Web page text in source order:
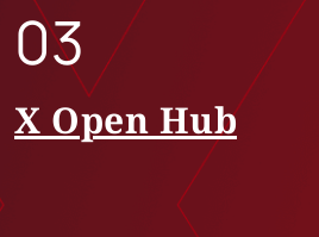
03
X Open Hub